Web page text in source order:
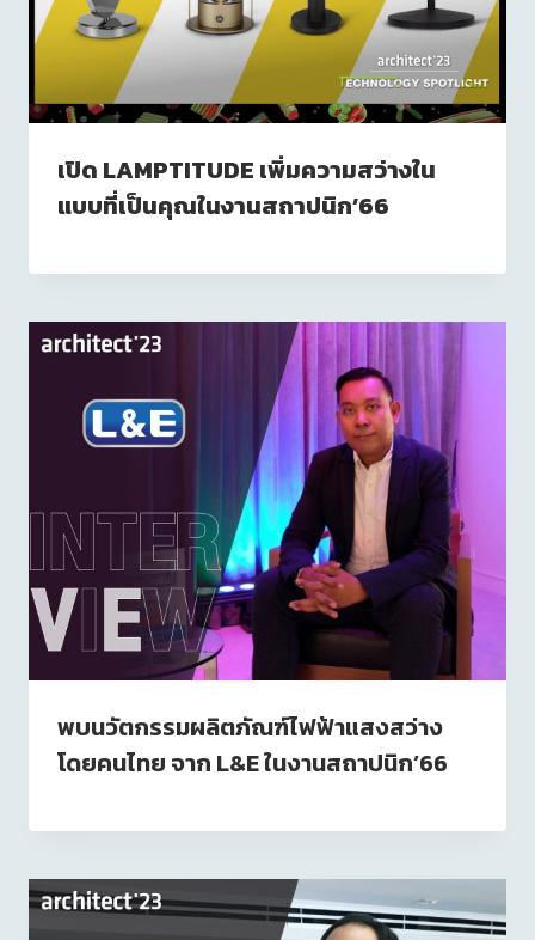
เปิด LAMPTITUDE เพิ่มความสว่างใน
แบบที่เป็นคุณในงานสถาปนิก’66
พบนวัตกรรมผลิตภัณฑ์ไฟฟ้าแสงสว่าง
โดยคนไทย จาก L&E ในงานสถาปนิก’66